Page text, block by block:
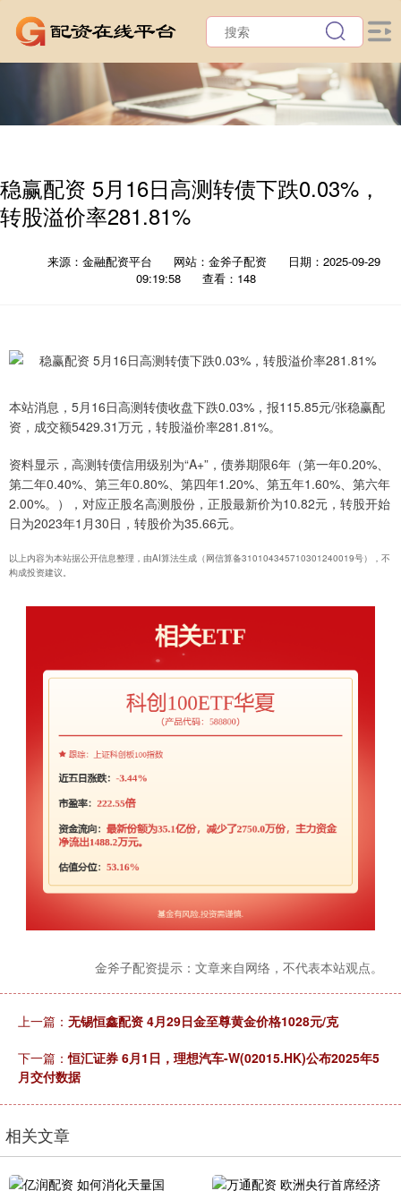
稳赢配资 5月16日高测转债下跌0.03%，
转股溢价率281.81%
来源：金融配资平台 网站：金斧子配资
日期：2025-09-29
09:19:58
查看：148
本站消息，5月16日高测转债收盘下跌0.03%，报115.85元/张稳赢配
资，成交额5429.31万元，转股溢价率281.81%。
资料显示，高测转债信用级别为“A+”，债券期限6年（第一年0.20%、
第二年0.40%、第三年0.80%、第四年1.20%、第五年1.60%、第六年
2.00%。），对应正股名高测股份，正股最新价为10.82元，转股开始
日为2023年1月30日，转股价为35.66元。
以上内容为本站据公开信息整理，由AI算法生成（网信算备310104345710301240019号），不
构成投资建议。
金斧子配资提示：文章来自网络，不代表本站观点。
上一篇： 无锡恒鑫配资 4月29日金至尊黄金价格1028元/克
下一篇：恒汇证券 6月1日，理想汽车-W(02015.HK)公布2025年5
月交付数据
相关文章